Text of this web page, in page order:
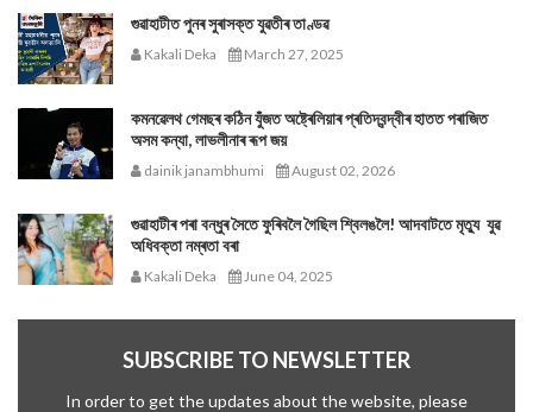
গুৱাহাটীত পুনৰ সুৰাসক্ত যুৱতীৰ তাণ্ডৱ
Kakali Deka March 27, 2025
কমনৱেলথ গেমছৰ কঠিন যুঁজত অষ্ট্ৰেলিয়াৰ প্ৰতিদ্বন্দ্বীৰ হাতত পৰাজিত
অসম কন্যা, লাভলীনাৰ ৰূপ জয়
dainik janambhumi August 02, 2026
গুৱাহাটীৰ পৰা বন্ধুৰ সৈতে ফুৰিবলৈ গৈছিল শ্বিলঙলৈ! আদবাটতে মৃত্যু যুৱ
অধিবক্তা নম্ৰতা বৰা
Kakali Deka June 04, 2025
SUBSCRIBE TO NEWSLETTER
In order to get the updates about the website, please